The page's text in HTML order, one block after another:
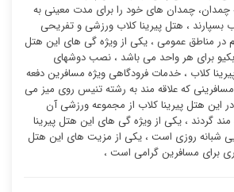
چمدان، چمدان های خود را برای مدت معینی به
بسپارند ، هتل پیرینا کلاب ورزشی و تفریحی
در مناطق عمومی ، یکی از ویژه گی های این هتل
برای هر واحد می باشد ، نصب دوشهای
کلاب ، خدمات فرودگاهی ویژه مسافرین دفعه
مسافرینی که علاقه مند به رشته تنیس روی میز می
در این هتل پیرینا کلاب از مجموعه ورزشی آن
گردند ، یکی از ویژه گی های این هتل پیرینا
روزی است ، یکی از مزیت های این هتل
برای مسافرین گرامی است ،